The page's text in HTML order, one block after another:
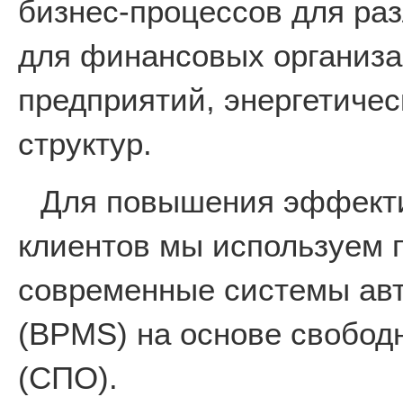
бизнес-процессов для
для финансовых
предприятий,
структур.
Для повышения
клиентов мы используем
современные системы
(BPMS) на основе
(СПО).